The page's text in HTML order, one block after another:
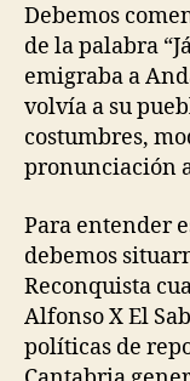
Debemos
de la palabra
emigraba a
volvía a su
costumbres,
pronunciación
Para entender
debemos
Reconquista
Alfonso X El
políticas de